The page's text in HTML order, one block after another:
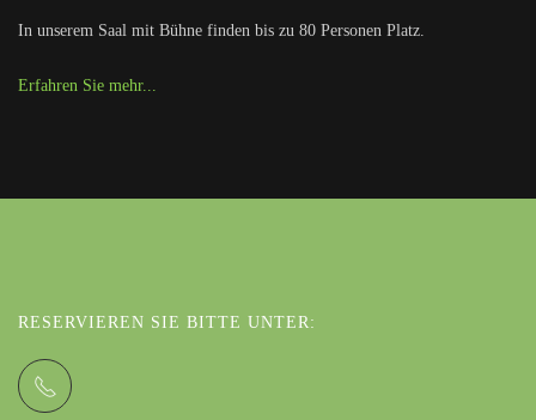
In unserem Saal mit Bühne finden bis zu 80 Personen Platz.
Erfahren Sie mehr...
RESERVIEREN SIE BITTE UNTER: